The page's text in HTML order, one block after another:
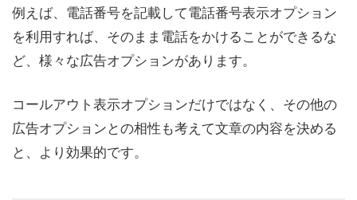
例えば、電話番号を記載して電話番号表示オプション
を利用すれば、そのまま電話をかけることができるな
ど、様々な広告オプションがあります。
コールアウト表示オプションだけではなく、その他の
広告オプションとの相性も考えて文章の内容を決める
と、より効果的です。